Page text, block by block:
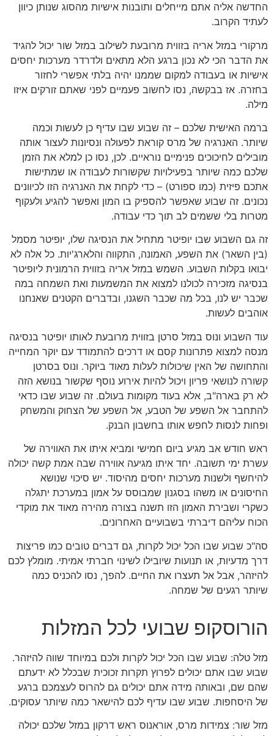
החדשה אליה אתם מייחלים ותובנות אישיות מהסוג שנותן כיוון
לעתיד הקרוב.
מרקורי במזל אריה בזווית מרובעת לשילוב במזל שור יכול להגיד
את הדבר הכי לא נכון ברגע הלא מתאים ולדרדר מערכות יחסים
אישיות או בעבודה למקום שממנו יהיה בלתי אפשרי לחזור
בחזרה. אז בבקשה, נסו לחשוב פעמיים לפני שאתם זורקים איזו
מילה.
ברמה האישית שלכם – זה שבוע שבו עדיף כן לעשות וכמה
שיותר. האנרגיה של מרס קוראת לפעולה ונסיונות לעצור אותה
מובילים לחיכוכים פנימיים נוראיים. לכן, נסו כן למלא את הזמן
שלכם כמה שיותר בפעילויות שקשורות לעבודה או שמתישות
אתכם פיזית (כמו ספורט) – כדי לקחת את האנרגיה הזו לכיוונים
נכונים. זה שבוע שאפשר להספיק בו המון ואפשר להגיע ולעקוף
מטרות בלי ששמים לב תוך כדי עבודה.
זה גם השבוע שבו יופיטר מתחיל את הנסיגה שלו, יופיטר מסמל
(בין השאר) את השפע, האמונה, התקווה והלארג'יות. כל אלה לא
יבואו בקלות השבוע. השמש במזל אריה בזווית הרמונית ליופיטר
בנסיגה מזכירה לכולנו למצוא את המשמעות ואת השמחה במה
שכבר יש לנו, בכל מה שכבר השגנו, ובדברים הקטנים שאנחנו
אוהבים לעשות.
עוד השבוע ונוס במזל סרטן בזווית מרובעת לאותו יופיטר בנסיגה
מנסה למצוא פתרונות קסם או דרכים להתמודד עם יוקר המחייה
והתחושה של האין שיכולות לעלות מאוד ביוקר. ונוס בסרטן
קשורה לנושאי פריון ויכול להיות אירוע נוסף שקשור בנושא הזה
לא רק בארה"ב, אלא בעוד מקומות בעולם. זה שבוע שבו כדאי
להתחבר אל השפע של הטבע, אל השפע של הצחוק והמשחק
ופחות לנסות לחפש אותו בחשבון הבנק.
ראש חודש אב מגיע ביום חמישי ומביא איתו את האווירה של
עשרת ימי תשובה. יחד איתו מגיעה אווירה שבה אמת קשה יכולה
להיחשף ולשנות מערכות יחסים מהיסוד. יש סיכוי שנושא
החיסונים או משהו בסגנון שמבוסס על אמון במערכת יתגלה
כשקרי ושבירת האמון הזו תשנה בצורה מהירה מאוד את מוקדי
הכוח עליהם דיברתי בשבועיים האחרונים.
סה"כ שבוע שבו הכל יכול לקרות, גם דברים טובים כמו פריצות
דרך מדעיות, או תנועות שיובילו לשינוי חברתי אמיתי. מומלץ לכם
להיזהר, אבל אל תעצרו את החיים. להפך, נסו להכניס כמה
שיותר רגעים של שמחה.
הורוסקופ שבועי לכל המזלות
מזל טלה: שבוע שבו הכל יכול לקרות ולכם במיוחד שווה להיזהר.
שבוע שבו אתם יכולים לפרוץ תקרות זכוכית שבכלל לא ידעתם
שהם שם, ובאותה מידה אתם יכולים גם להרוס לעצמכם ברגע
של היסחפות. שבוע שבו עדיף לכם להישאר כמה שיותר עסוקים.
מזל שור: צמידות מרס, אוראנוס ראש דרקון במזל שלכם יכולה